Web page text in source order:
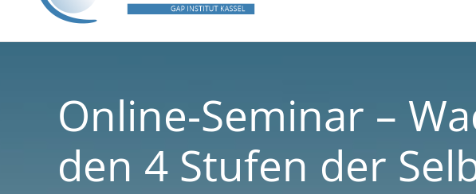
Online-Seminar –
den 4 Stufen der